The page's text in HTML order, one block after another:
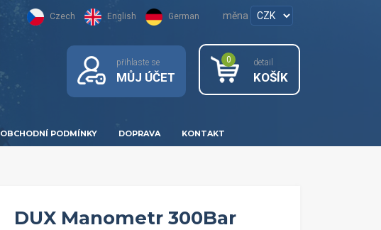
Czech English German měna
přihlaste se
MŮJ ÚČET
0 detail
KOŠÍK
OBCHODNÍ PODMÍNKY DOPRAVA KONTAKT
DUX Manometr 300Bar